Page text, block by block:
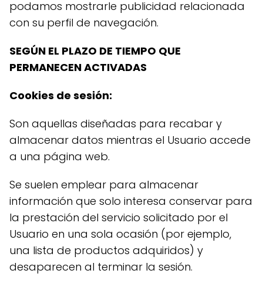
podamos mostrarle publicidad relacionada
con su perfil de navegación.
SEGÚN EL PLAZO DE TIEMPO QUE
PERMANECEN ACTIVADAS
Cookies de sesión:
Son aquellas diseñadas para recabar y
almacenar datos mientras el Usuario accede
a una página web.
Se suelen emplear para almacenar
información que solo interesa conservar para
la prestación del servicio solicitado por el
Usuario en una sola ocasión (por ejemplo,
una lista de productos adquiridos) y
desaparecen al terminar la sesión.